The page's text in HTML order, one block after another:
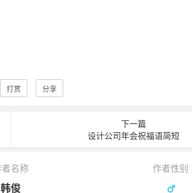
打赏 分享
下一篇
设计公司年会祝福语简短
名称 作者性别
韩俊